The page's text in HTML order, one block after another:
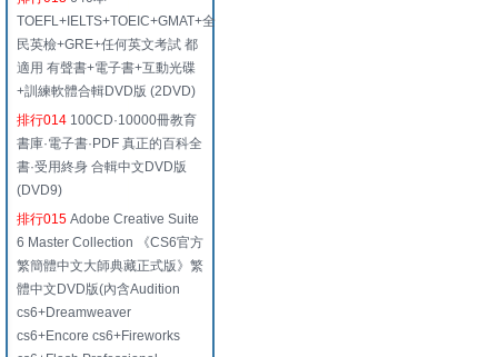
TOEFL+IELTS+TOEIC+GMAT+全
民英檢+GRE+任何英文考試 都
適用 有聲書+電子書+互動光碟
+訓練軟體合輯DVD版 (2DVD)
排行014 100CD·10000冊教育
書庫·電子書·PDF 真正的百科全
書·受用終身 合輯中文DVD版
(DVD9)
排行015 Adobe Creative Suite
6 Master Collection 《CS6官方
繁簡體中文大師典藏正式版》繁
體中文DVD版(內含Audition
cs6+Dreamweaver
cs6+Encore cs6+Fireworks